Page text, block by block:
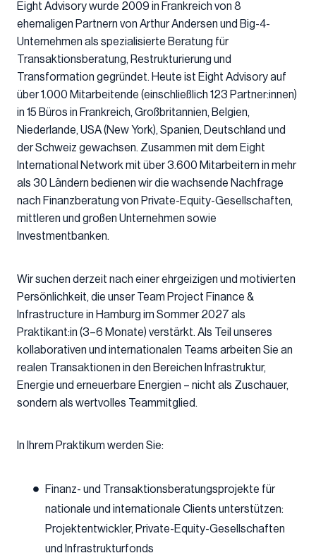
Eight Advisory wurde 2009 in Frankreich von 8
ehemaligen Partnern von Arthur Andersen und Big-4-
Unternehmen als spezialisierte Beratung für
Transaktionsberatung, Restrukturierung und
Transformation gegründet. Heute ist Eight Advisory auf
über 1.000 Mitarbeitende (einschließlich 123 Partner:innen)
in 15 Büros in Frankreich, Großbritannien, Belgien,
Niederlande, USA (New York), Spanien, Deutschland und
der Schweiz gewachsen. Zusammen mit dem Eight
International Network mit über 3.600 Mitarbeitern in mehr
als 30 Ländern bedienen wir die wachsende Nachfrage
nach Finanzberatung von Private-Equity-Gesellschaften,
mittleren und großen Unternehmen sowie
Investmentbanken.
Wir suchen derzeit nach einer ehrgeizigen und motivierten
Persönlichkeit, die unser Team Project Finance &
Infrastructure in Hamburg im Sommer 2027 als
Praktikant:in (3–6 Monate) verstärkt. Als Teil unseres
kollaborativen und internationalen Teams arbeiten Sie an
realen Transaktionen in den Bereichen Infrastruktur,
Energie und erneuerbare Energien – nicht als Zuschauer,
sondern als wertvolles Teammitglied.
In Ihrem Praktikum werden Sie:
Finanz- und Transaktionsberatungsprojekte für
nationale und internationale Clients unterstützen:
Projektentwickler, Private-Equity-Gesellschaften
und Infrastrukturfonds